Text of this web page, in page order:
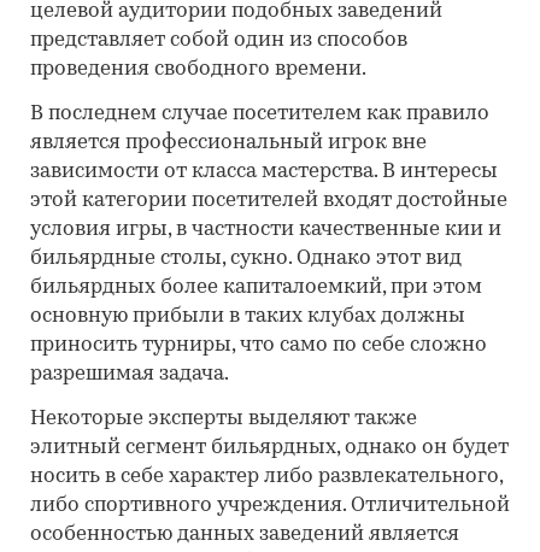
целевой аудитории подобных заведений
представляет собой один из способов
проведения свободного времени.
В последнем случае посетителем как правило
является профессиональный игрок вне
зависимости от класса мастерства. В интересы
этой категории посетителей входят достойные
условия игры, в частности качественные кии и
бильярдные столы, сукно. Однако этот вид
бильярдных более капиталоемкий, при этом
основную прибыли в таких клубах должны
приносить турниры, что само по себе сложно
разрешимая задача.
Некоторые эксперты выделяют также
элитный сегмент бильярдных, однако он будет
носить в себе характер либо развлекательного,
либо спортивного учреждения. Отличительной
особенностью данных заведений является